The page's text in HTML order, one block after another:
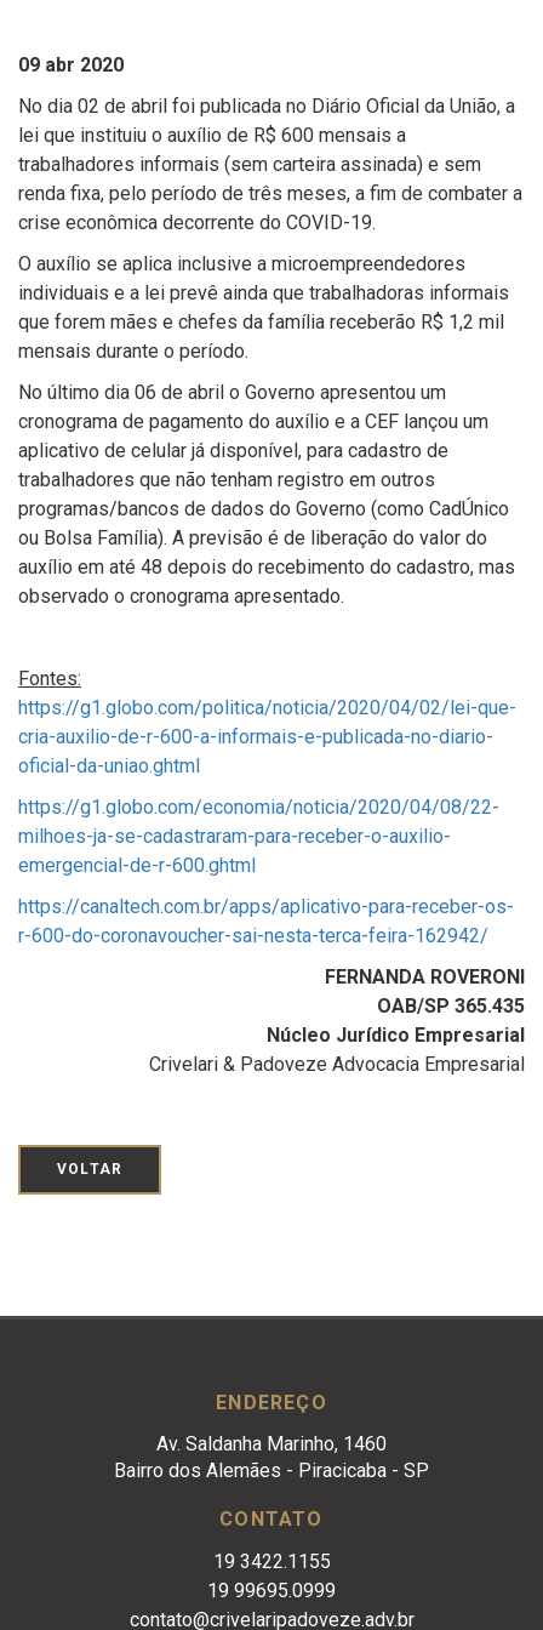
09 abr 2020
No dia 02 de abril foi publicada no Diário Oficial da União, a
lei que instituiu o auxílio de R$ 600 mensais a
trabalhadores informais (sem carteira assinada) e sem
renda fixa, pelo período de três meses, a fim de combater a
crise econômica decorrente do COVID-19.
O auxílio se aplica inclusive a microempreendedores
individuais e a lei prevê ainda que trabalhadoras informais
que forem mães e chefes da família receberão R$ 1,2 mil
mensais durante o período.
No último dia 06 de abril o Governo apresentou um
cronograma de pagamento do auxílio e a CEF lançou um
aplicativo de celular já disponível, para cadastro de
trabalhadores que não tenham registro em outros
programas/bancos de dados do Governo (como CadÚnico
ou Bolsa Família). A previsão é de liberação do valor do
auxílio em até 48 depois do recebimento do cadastro, mas
observado o cronograma apresentado.
Fontes:
https://g1.globo.com/politica/noticia/2020/04/02/lei-que-
cria-auxilio-de-r-600-a-informais-e-publicada-no-diario-
oficial-da-uniao.ghtml
https://g1.globo.com/economia/noticia/2020/04/08/22-
milhoes-ja-se-cadastraram-para-receber-o-auxilio-
emergencial-de-r-600.ghtml
https://canaltech.com.br/apps/aplicativo-para-receber-os-
r-600-do-coronavoucher-sai-nesta-terca-feira-162942/
FERNANDA ROVERONI
OAB/SP 365.435
Núcleo Jurídico Empresarial
Crivelari & Padoveze Advocacia Empresarial
VOLTAR
ENDEREÇO
Av. Saldanha Marinho, 1460
Bairro dos Alemães - Piracicaba - SP
CONTATO
19 3422.1155
19 99695.0999
contato@crivelaripadoveze.adv.br